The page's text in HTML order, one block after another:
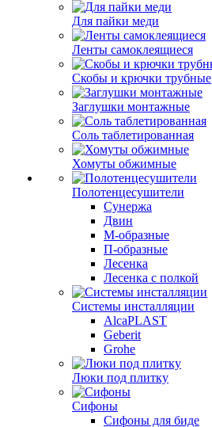
Для пайки меди
Ленты самоклеящиеся
Скобы и крючки трубные
Заглушки монтажные
Соль таблетированная
Хомуты обжимные
Полотенцесушители
Сунержа
Двин
М-образные
П-образные
Лесенка
Лесенка с полкой
Системы инсталляции
AlcaPLAST
Geberit
Grohe
Люки под плитку
Сифоны
Сифoны для биде